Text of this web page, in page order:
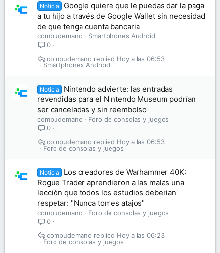
Noticia
Google quiere que le puedas dar la paga
a tu hijo a través de Google Wallet sin necesidad
de que tenga cuenta bancaria
compudemano
Smartphones Android
0
Smartphones Android
Hoy a las 06:53
compudemano
Noticia
Nintendo advierte: las entradas
revendidas para el Nintendo Museum podrían
ser canceladas y sin reembolso
compudemano
Foro de consolas y juegos
0
Foro de consolas y juegos
Hoy a las 06:53
compudemano
Noticia
Los creadores de Warhammer 40K:
Rogue Trader aprendieron a las malas una
lección que todos los estudios deberían
respetar: "Nunca tomes atajos"
compudemano
Foro de consolas y juegos
0
Foro de consolas y juegos
Hoy a las 06:23
compudemano